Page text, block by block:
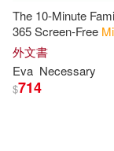
Amara
American
BT
Natl Book
The 10-Minute
365 Screen-Free
to Calm the House,
with Your Kids,
and
外文書
Eva Necessary
$714